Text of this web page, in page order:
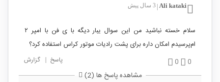
Ali kataki
| 3 سال پیش
سلام خسته نباشید من این سوال یبار دیگه با ی فن با امپر ۲
ام‌پرسیدم امکان داره برای پشت رادیات موتور کراس استفاده کرد؟
0
0 پاسخ | گزارش
مشاهده پاسخ ها (2)